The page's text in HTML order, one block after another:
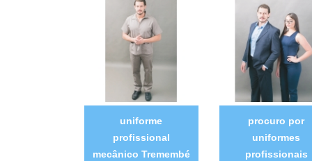
uniforme
profissional
mecânico Tremembé
procuro por
uniformes
profissionais